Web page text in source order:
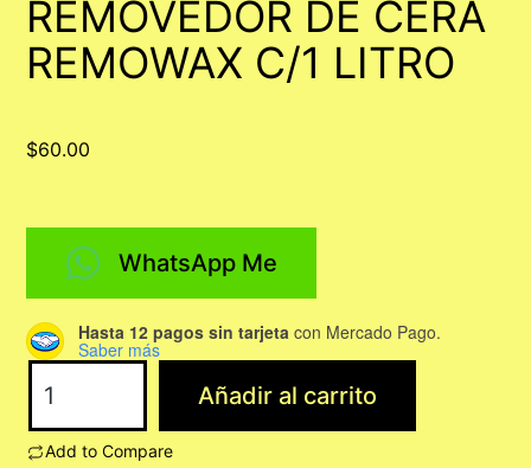
REMOVEDOR DE CERA
REMOWAX C/1 LITRO
$60.00
WhatsApp Me
Hasta 12 pagos sin tarjeta con Mercado Pago.
Saber más
DE
CERA
Añadir al carrito
Add to Compare